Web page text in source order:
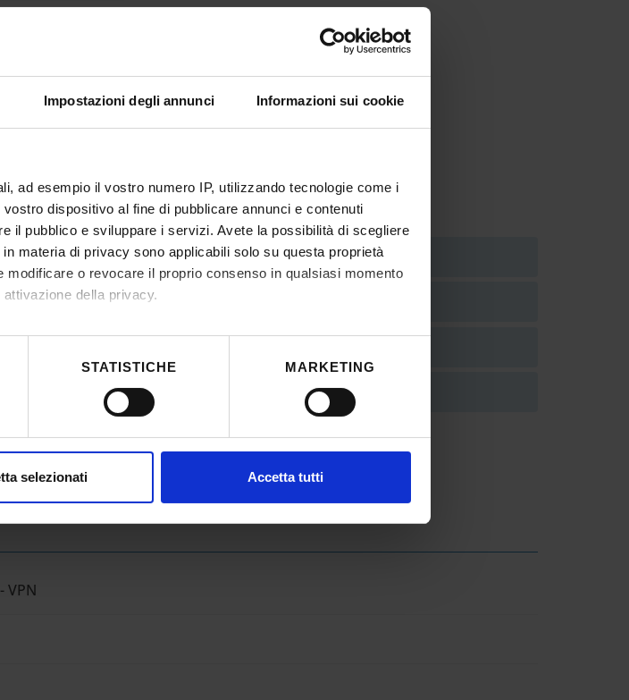
Impostazioni degli annunci Informazioni sui cookie
ad esempio il vostro numero IP, utilizzando tecnologie come i
dispositivo al fine di pubblicare annunci e contenuti
il pubblico e sviluppare i servizi. Avete la possibilità di scegliere
materia di privacy sono applicabili solo su questa proprietà
o revocare il proprio consenso in qualsiasi momento
della privacy.
con un'approssimazione di qualche metro,
e imposta le tue preferenze nella
sezione dettagli . Puoi
per fornire funzionalità dei social media e per analizzare il
STATISTICHE MARKETING
selezionati Accetta tutti
VPN